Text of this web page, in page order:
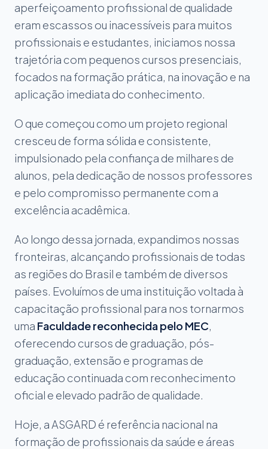
aperfeiçoamento profissional de qualidade
eram escassos ou inacessíveis para muitos
profissionais e estudantes, iniciamos nossa
trajetória com pequenos cursos presenciais,
focados na formação prática, na inovação e na
aplicação imediata do conhecimento.
O que começou como um projeto regional
cresceu de forma sólida e consistente,
impulsionado pela confiança de milhares de
alunos, pela dedicação de nossos professores
e pelo compromisso permanente com a
excelência acadêmica.
Ao longo dessa jornada, expandimos nossas
fronteiras, alcançando profissionais de todas
as regiões do Brasil e também de diversos
países. Evoluímos de uma instituição voltada à
capacitação profissional para nos tornarmos
uma Faculdade reconhecida pelo MEC,
oferecendo cursos de graduação, pós-
graduação, extensão e programas de
educação continuada com reconhecimento
oficial e elevado padrão de qualidade.
Hoje, a ASGARD é referência nacional na
formação de profissionais da saúde e áreas